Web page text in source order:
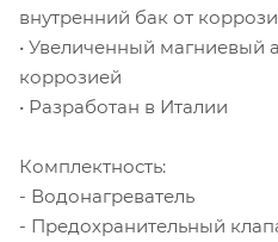
внутренний бак от
• Увеличенный магниевый
коррозией
• Разработан в Италии
Комплектность:
- Водонагреватель
- Предохранительный